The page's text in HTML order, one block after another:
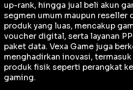
up-rank, hingga jual beli akun
segmen umum maupun reseller
produk yang luas, mencakup
voucher digital, serta layanan
paket data. Vexa Game juga
menghadirkan inovasi,
produk fisik seperti perangkat
gaming.